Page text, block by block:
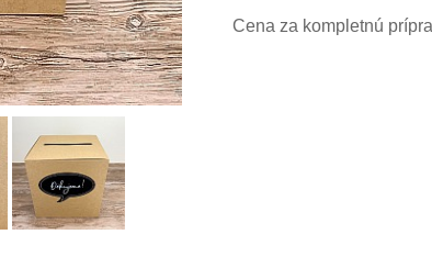
Cena za kompletnú